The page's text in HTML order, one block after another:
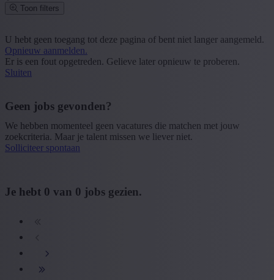
Toon filters
Segment
+ Toon meer - Toon minder
+ Toon meer - Toon minder
+ Toon meer - Toon minder
+ Toon meer
U hebt geen toegang tot deze pagina of bent niet langer aangemeld.
Opnieuw aanmelden.
Er is een fout opgetreden. Gelieve later opnieuw te proberen.
Sluiten
Geen jobs gevonden?
We hebben momenteel geen vacatures die matchen met jouw
zoekcriteria. Maar je talent missen we liever niet.
Solliciteer spontaan
Je hebt 0 van 0 jobs gezien.